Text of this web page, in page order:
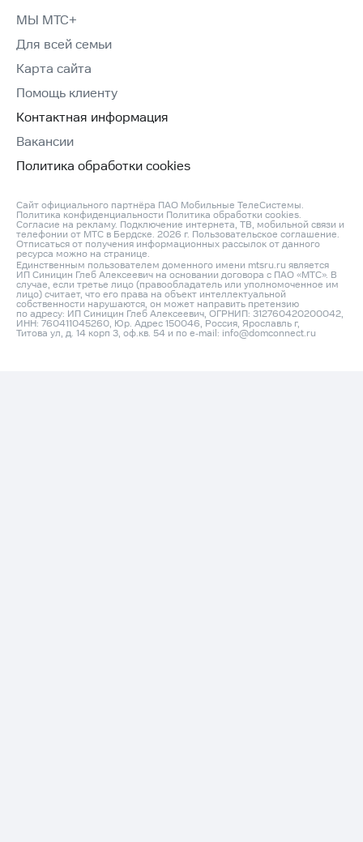
МЫ МТС+
Для всей семьи
Карта сайта
Помощь клиенту
Контактная информация
Вакансии
Политика обработки cookies
Сайт официального партнёра ПАО Мобильные ТелеСистемы.
Политика конфиденциальности Политика обработки cookies.
Согласие на рекламу. Подключение интернета, ТВ, мобильной связи и
телефонии от МТС в Бердске. 2026 г. Пользовательское соглашение.
Отписаться от получения информационных рассылок от данного
ресурса можно на странице.
Единственным пользователем доменного имени mtsru.ru является
ИП Синицин Глеб Алексеевич на основании договора с ПАО «МТС». В
случае, если третье лицо (правообладатель или уполномоченное им
лицо) считает, что его права на объект интеллектуальной
собственности нарушаются, он может направить претензию
по адресу: ИП Синицин Глеб Алексеевич, ОГРНИП: 312760420200042,
ИНН: 760411045260, Юр. Адрес 150046, Россия, Ярославль г,
Титова ул, д. 14 корп 3, оф.кв. 54 и по e‑mail: info@domconnect.ru